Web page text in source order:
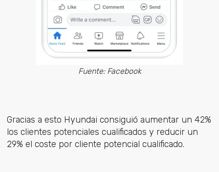
Fuente: Facebook
Gracias a esto Hyundai consiguió aumentar un 42%
los clientes potenciales cualificados y reducir un
29% el coste por cliente potencial cualificado.